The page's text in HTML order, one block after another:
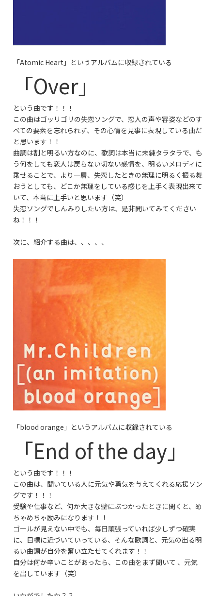
「Atomic Heart」というアルバムに収録されている
「Over」
という曲です！！！
この曲はゴッリゴリの失恋ソングで、恋人の声や容姿などのす
べての要素を忘れられず、その心情を見事に表現している曲だ
と思います！！
曲調は割と明るい方なのに、歌詞は本当に未練タラタラで、も
う何をしても恋人は戻らない切ない感情を、明るいメロディに
乗せることで、より一層、失恋したときの無理に明るく振る舞
おうとしても、どこか無理をしている感じを上手く表現出来て
いて、本当に上手いと思います（笑）
失恋ソングでしんみりしたい方は、是非聞いてみてください
ね！！！
次に、紹介する曲は、、、、、
「blood orange」というアルバムに収録されている
「End of the day」
という曲です！！！
この曲は、聞いている人に元気や勇気を与えてくれる応援ソン
グです！！！
受験や仕事など、何か大きな壁にぶつかったときに聞くと、め
ちゃめちゃ励みになります！！
ゴールが見えない中でも、毎日頑張っていれば少しずつ確実
に、目標に近づいていっている、そんな歌詞と、元気の出る明
るい曲調が自分を奮い立たせてくれます！！
自分は何か辛いことがあったら、この曲をまず聞いて 、元気
を出しています（笑）